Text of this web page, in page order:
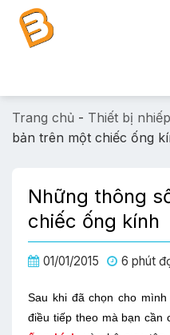
Chuyển
đến
Trang chủ - Thiết bị
bản trên một chiếc ống
Những thông
chiếc ống kính
01/01/2015 6 phút
Sau khi đã chọn cho
điều tiếp theo mà bạn cần